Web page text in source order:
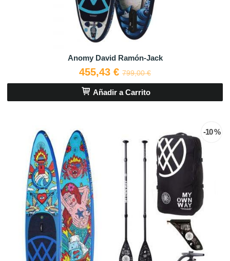
Anomy David Ramón-Jack
455,43 € 799,00 €
Añadir a Carrito
-10 %